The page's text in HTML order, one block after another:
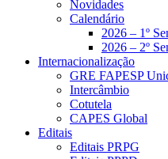
Novidades
Calendário
2026 – 1º
2026 – 2º
Internacionalização
GRE FAPESP
Intercâmbio
Cotutela
CAPES Global
Editais
Editais PRPG